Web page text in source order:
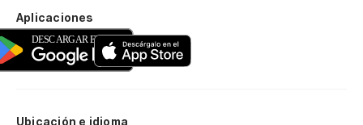
Aplicaciones
Ubicación e idioma